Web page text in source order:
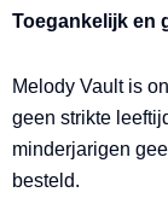
Toegankelijk en
Melody Vault is
geen strikte
minderjarigen
besteld.